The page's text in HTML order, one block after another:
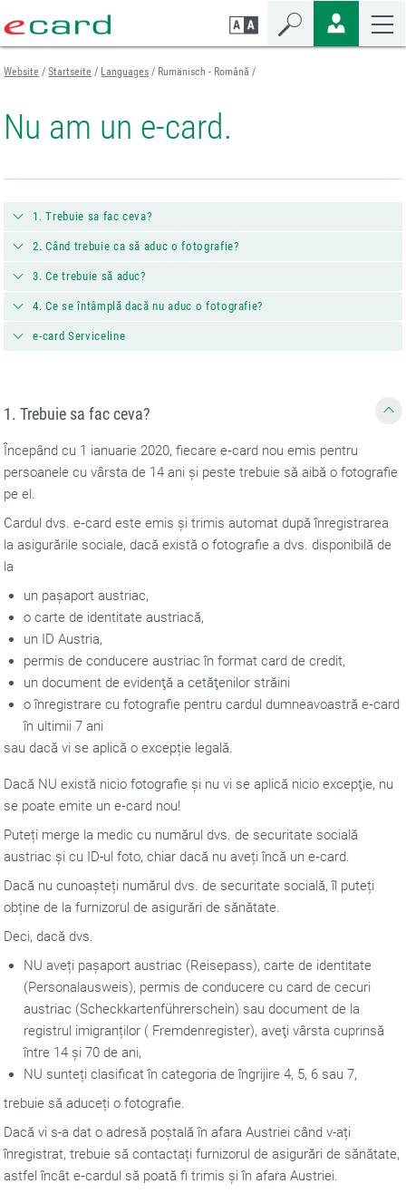
Seiteninhalt
springen
Navigation
springen
Mobilen
Navigation
springen
Website Startseite Languages Rumänisch - Română
Nu am un e-card.
1. Trebuie sa fac ceva?
2. Când trebuie ca să aduc o fotografie?
3. Ce trebuie să aduc?
4. Ce se întâmplă dacă nu aduc o fotografie?
e-card Serviceline
1. Trebuie sa fac ceva?
Începând cu 1 ianuarie 2020, fiecare e‑card nou emis pentru
persoanele cu vârsta de 14 ani și peste trebuie să aibă o fotografie
pe el.
Cardul dvs. e‑card este emis și trimis automat după înregistrarea
la asigurările sociale, dacă există o fotografie a dvs. disponibilă de
la
un pașaport austriac,
o carte de identitate austriacă,
un ID Austria,
permis de conducere austriac în format card de credit,
un document de evidenţă a cetăţenilor străini
o înregistrare cu fotografie pentru cardul dumneavoastră e‑card
în ultimii 7 ani
sau dacă vi se aplică o excepție legală.
Dacă NU există nicio fotografie și nu vi se aplică nicio excepţie, nu
se poate emite un e‑card nou!
Puteți merge la medic cu numărul dvs. de securitate socială
austriac și cu ID-ul foto, chiar dacă nu aveți încă un e‑card.
Dacă nu cunoașteți numărul dvs. de securitate socială, îl puteți
obține de la furnizorul de asigurări de sănătate.
Deci, dacă dvs.
NU aveți pașaport austriac (Reisepass), carte de identitate
(Personalausweis), permis de conducere cu card de cecuri
austriac (Scheckkartenführerschein) sau document de la
registrul imigranților ( Fremdenregister), aveţi vârsta cuprinsă
între 14 și 70 de ani,
NU sunteți clasificat în categoria de îngrijire 4, 5, 6 sau 7,
trebuie să aduceți o fotografie.
Dacă vi s-a dat o adresă poștală în afara Austriei când v-ați
înregistrat, trebuie să contactați furnizorul de asigurări de sănătate,
astfel încât e‑cardul să poată fi trimis și în afara Austriei.